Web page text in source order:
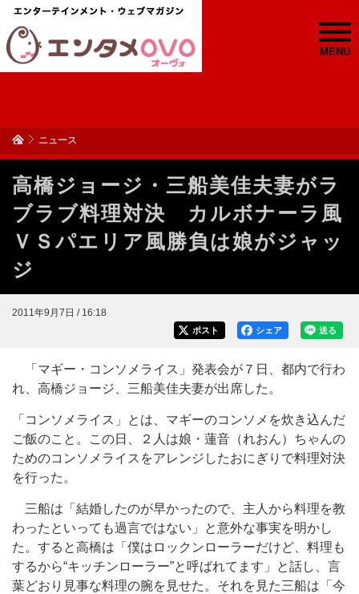
MENU
ニュース
高橋ジョージ・三船美佳夫妻がラ
ブラブ料理対決 カルボナーラ風
ＶＳパエリア風勝負は娘がジャッ
ジ
2011年9月7日 / 16:18
送る
シェア
ポスト
「マギー・コンソメライス」発表会が７日、都内で行わ
れ、高橋ジョージ、三船美佳夫妻が出席した。
「コンソメライス」とは、マギーのコンソメを炊き込んだ
ご飯のこと。この日、２人は娘・蓮音（れおん）ちゃんの
ためのコンソメライスをアレンジしたおにぎりで料理対決
を行った。
三船は「結婚したのが早かったので、主人から料理を教
わったといっても過言ではない」と意外な事実を明かし
た。すると高橋は「僕はロックンローラーだけど、料理も
するから“キッチンローラー”と呼ばれてます」と話し、言
葉どおり見事な料理の腕を見せた。それを見た三船は「今